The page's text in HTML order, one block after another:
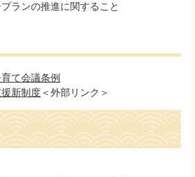
ランの推進に関すること
て会議条例
新制度＜外部リンク＞